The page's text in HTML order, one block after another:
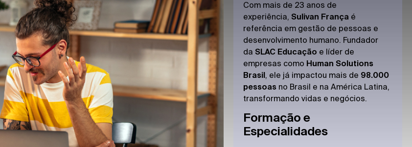
Com mais de 23 anos de
experiência,Sulivan França é
referência em gestão de pessoas e
desenvolvimento humano. Fundador
daSLAC Educação e líder de
empresas como Human Solutions
Brasil, ele já impactou mais de 98.000
pessoas no Brasil e na América Latina,
transformando vidas e negócios.
Formação e
Especialidades